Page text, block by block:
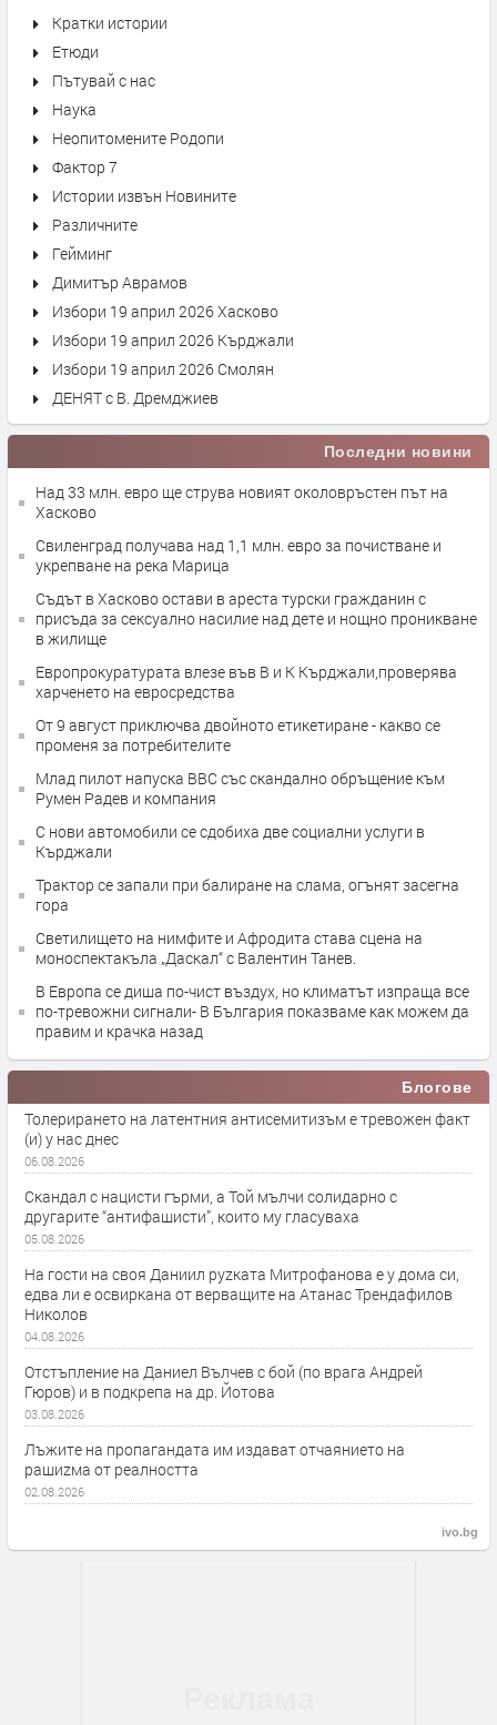
Кратки истории
Етюди
Пътувай с нас
Наука
Неопитомените Родопи
Фактор 7
Истории извън Новините
Различните
Гейминг
Димитър Аврамов
Избори 19 април 2026 Хасково
Избори 19 април 2026 Кърджали
Избори 19 април 2026 Смолян
ДЕНЯТ с В. Дремджиев
Последни новини
Над 33 млн. евро ще струва новият околовръстен път на
Хасково
Свиленград получава над 1,1 млн. евро за почистване и
укрепване на река Марица
Съдът в Хасково остави в ареста турски гражданин с
присъда за сексуално насилие над дете и нощно проникване
в жилище
Европрокуратурата влезе във В и К Кърджали,проверява
харченето на евросредства
От 9 август приключва двойното етикетиране - какво се
променя за потребителите
Млад пилот напуска ВВС със скандално обръщение към
Румен Радев и компания
С нови автомобили се сдобиха две социални услуги в
Кърджали
Трактор се запали при балиране на слама, огънят засегна
гора
Светилището на нимфите и Афродита става сцена на
моноспектакъла „Даскал“ с Валентин Танев.
В Европа се диша по-чист въздух, но климатът изпраща все
по-тревожни сигнали- В България показваме как можем да
правим и крачка назад
Блогове
Толерирането на латентния антисемитизъм е тревожен факт
(и) у нас днес
06.08.2026
Скандал с нацисти гърми, а Той мълчи солидарно с
другарите “антифашисти”, които му гласуваха
05.08.2026
На гости на своя Даниил руzката Митрофанова е у дома си,
едва ли е освиркана от верващите на Атанас Трендафилов
Николов
04.08.2026
Отстъпление на Даниел Вълчев с бой (по врага Андрей
Гюров) и в подкрепа на др. Йотова
03.08.2026
Лъжите на пропагандата им издават отчаянието на
рашиzма от реалността
02.08.2026
ivo.bg